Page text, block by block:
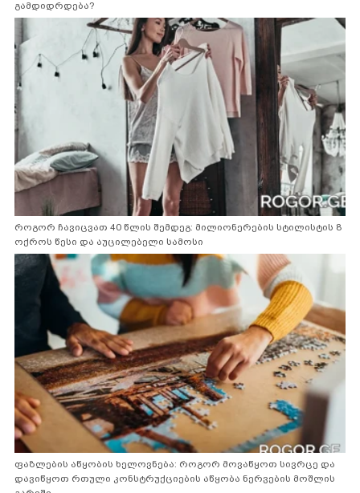
გამდიდრდება?
როგორ ჩავიცვათ 40 წლის შემდეგ: მილიონერების სტილისტის 8
ოქროს წესი და აუცილებელი სამოსი
ფაზლების აწყობის ხელოვნება: როგორ მოვაწყოთ სივრცე და
დავიწყოთ რთული კონსტრუქციების აწყობა ნერვების მოშლის